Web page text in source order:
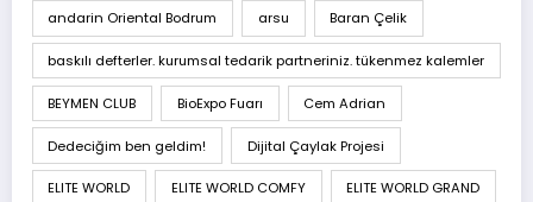
andarin Oriental Bodrum arsu Baran Çelik
baskılı defterler. kurumsal tedarik partneriniz. tükenmez kalemler
BEYMEN CLUB BioExpo Fuarı Cem Adrian
Dedeciğim ben geldim! Dijital Çaylak Projesi
ELITE WORLD ELITE WORLD COMFY ELITE WORLD GRAND